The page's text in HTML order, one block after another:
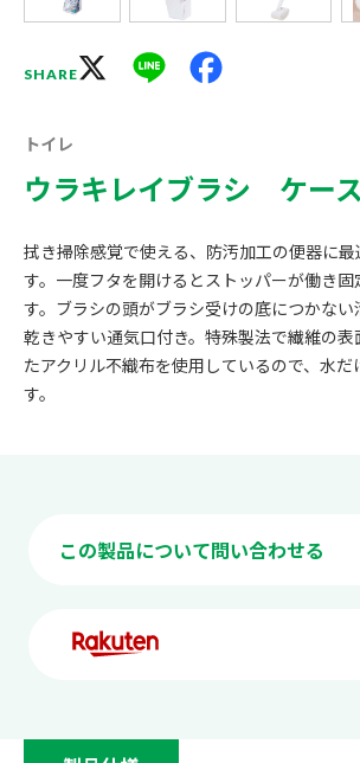
SHARE Line
トイレ
ウラキレイブラシ ケー
拭き掃除感覚で使える、防汚加工の便器に
す。一度フタを開けるとストッパーが働き
す。ブラシの頭がブラシ受けの底につかな
乾きやすい通気口付き。特殊製法で繊維の
たアクリル不織布を使用しているので、水だ
す。
この製品について問い合わせる